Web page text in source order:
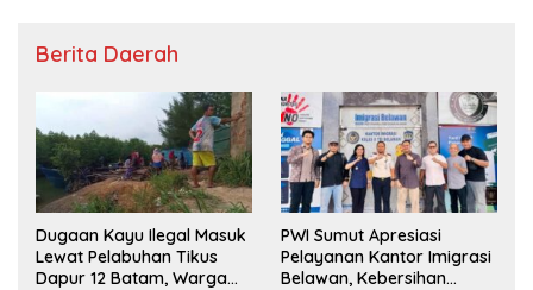
Berita Daerah
Dugaan Kayu Ilegal Masuk
Lewat Pelabuhan Tikus
Dapur 12 Batam, Warga
PWI Sumut Apresiasi
Pelayanan Kantor Imigrasi
Belawan, Kebersihan